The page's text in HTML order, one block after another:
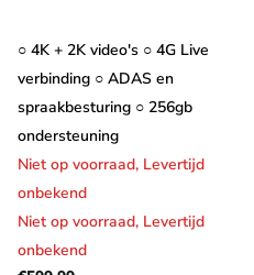
○ 4K + 2K video's ○ 4G Live
verbinding ○ ADAS en
spraakbesturing ○ 256gb
ondersteuning
Niet op voorraad, Levertijd
onbekend
Niet op voorraad, Levertijd
onbekend